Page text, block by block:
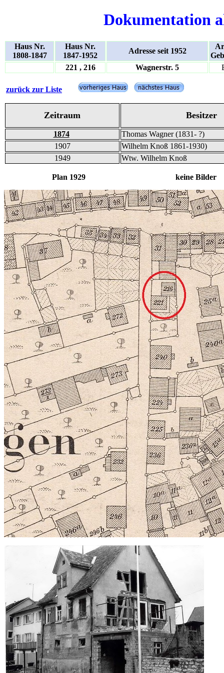
Dokumentation
Haus Nr.
1808-1847
Haus Nr.
1847-1952
Adresse seit 1952
221 , 216
Wagnerstr. 5
zurück zur Liste
Zeitraum Besitzer
1874
Thomas Wagner (1831- ?)
1907
Wilhelm Knoß 1861-1930)
1949
Wtw. Wilhelm Knoß
Plan 1929 keine Bilder